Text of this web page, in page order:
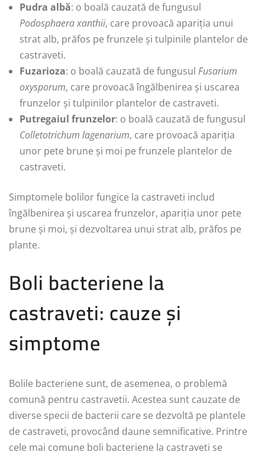
Pudra albă: o boală cauzată de fungusul
Podosphaera xanthii, care provoacă apariția unui
strat alb, prăfos pe frunzele și tulpinile plantelor de
castraveti.
Fuzarioza: o boală cauzată de fungusul Fusarium
oxysporum, care provoacă îngălbenirea și uscarea
frunzelor și tulpinilor plantelor de castraveti.
Putregaiul frunzelor: o boală cauzată de fungusul
Colletotrichum lagenarium, care provoacă apariția
unor pete brune și moi pe frunzele plantelor de
castraveti.
Simptomele bolilor fungice la castraveti includ
îngălbenirea și uscarea frunzelor, apariția unor pete
brune și moi, și dezvoltarea unui strat alb, prăfos pe
plante.
Boli bacteriene la
castraveti: cauze și
simptome
Bolile bacteriene sunt, de asemenea, o problemă
comună pentru castravetii. Acestea sunt cauzate de
diverse specii de bacterii care se dezvoltă pe plantele
de castraveti, provocând daune semnificative. Printre
cele mai comune boli bacteriene la castraveti se